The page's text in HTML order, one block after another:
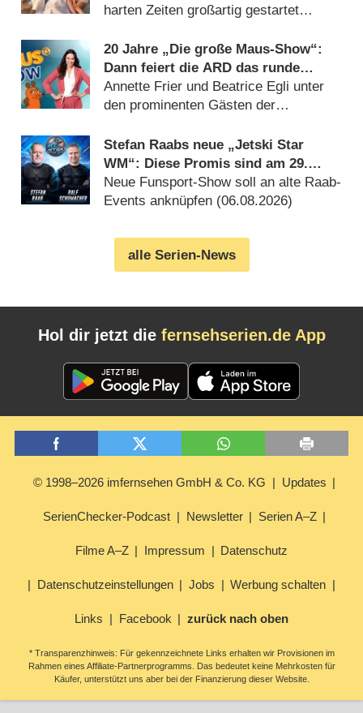
harten Zeiten großartig gestartet
20 Jahre „Die große Maus-Show“:
Dann feiert die ARD das runde
Jubiläum
Annette Frier und Beatrice Egli unter
den prominenten Gästen der
Stefan Raabs neue „Jetski Star
WM“: Diese Promis sind am 29.
August 2026 dabei
Neue Funsport-Show soll an alte Raab-
Events anknüpfen (06.08.2026)
alle Serien-News
Hol dir jetzt die fernsehserien.de App
© 1998–2026 imfernsehen GmbH & Co. KG Updates
SerienChecker-Podcast Newsletter Serien A–Z
Filme A–Z Impressum Datenschutz
Datenschutzeinstellungen Jobs Werbung schalten
Links Facebook zurück nach oben
* Transparenzhinweis: Für gekennzeichnete Links erhalten wir Provisionen im
Rahmen eines Affiliate-Partnerprogramms. Das bedeutet keine Mehrkosten für
Käufer, unterstützt uns aber bei der Finanzierung dieser Website.